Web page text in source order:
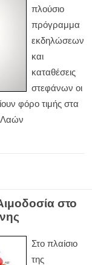
πλούσιο
πρόγραμμα
εκδηλώσεων
και
καταθέσεις
στεφάνων οι
φόρο τιμής στα
Λαών
στο
Στο πλαίσιο
της